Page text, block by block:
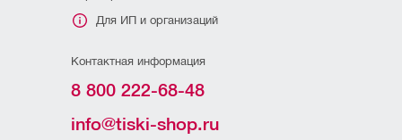
Для ИП и организаций
Контактная информация
8 800 222-68-48
info@tiski-shop.ru